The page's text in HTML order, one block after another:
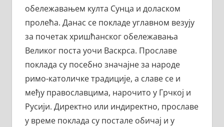
обележавањем култа Сунца и доласком
пролећа. Данас се покладе углавном везују
за почетак хришћанског обележавања
Великог поста уочи Васкрса. Прославе
поклада су посебно значајне за народе
римо-католичке традиције, а славе се и
међу православцима, нарочито у Грчкој и
Русији. Директно или индиректно, прославе
у време поклада су постале обичај и у